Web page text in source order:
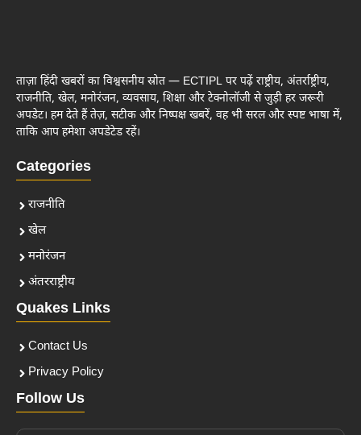
ताज़ा हिंदी खबरों का विश्वसनीय स्रोत — ECTIPL पर पढ़ें राष्ट्रीय, अंतर्राष्ट्रीय,
राजनीति, खेल, मनोरंजन, व्यवसाय, शिक्षा और टेक्नोलॉजी से जुड़ी हर जरूरी
अपडेट। हम देते हैं तेज़, सटीक और निष्पक्ष खबरें, वह भी सरल और स्पष्ट भाषा में,
ताकि आप हमेशा अपडेटेड रहें।
Categories
राजनीति
खेल
मनोरंजन
अंतरराष्ट्रीय
Quakes Links
Contact Us
Privacy Policy
Follow Us